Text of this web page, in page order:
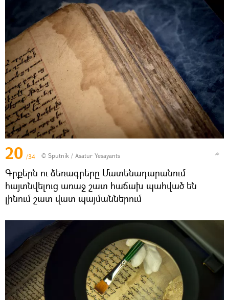
20 /34 © Sputnik / Asatur Yesayants
Գրքերն ու ձեռագրերը Մատենադարանում
հայտնվելուց առաջ շատ հաճախ պահված են
լինում շատ վատ պայմաններում